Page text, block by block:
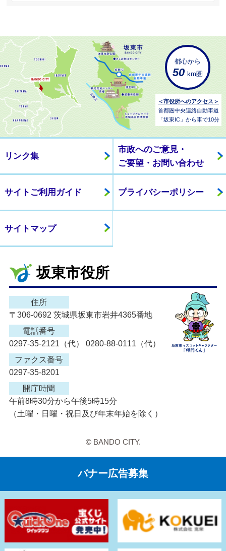
都心から
50 km圏
＜市役所へのアクセス＞
首都圏中央連絡自動車道
「坂東IC」から車で10分
リンク集
市政へのご意見・
ご要望・お問い合わせ
サイトご利用ガイド プライバシーポリシー
サイトマップ
坂東市役所
住所
〒306-0692 茨城県坂東市岩井4365番地
電話番号
0297-35-2121（代） 0280-88-0111（代）
ファクス番号
0297-35-8201
開庁時間
午前8時30分から午後5時15分
（土曜・日曜・祝日及び年末年始を除く）
© BANDO CITY.
バナー広告募集